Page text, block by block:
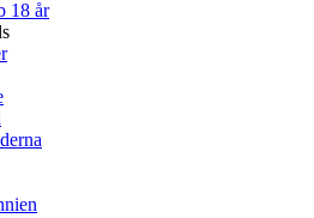
18 år